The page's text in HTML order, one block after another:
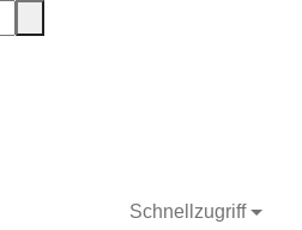
Schnellzugriff